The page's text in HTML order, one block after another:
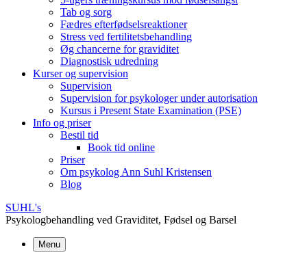
Tab og sorg
Fædres efterfødselsreaktioner
Stress ved fertilitetsbehandling
Øg chancerne for graviditet
Diagnostisk udredning
Kurser og supervision
Supervision
Supervision for psykologer under autorisation
Kursus i Present State Examination (PSE)
Info og priser
Bestil tid
Book tid online
Priser
Om psykolog Ann Suhl Kristensen
Blog
SUHL's
Psykologbehandling ved Graviditet, Fødsel og Barsel
Menu